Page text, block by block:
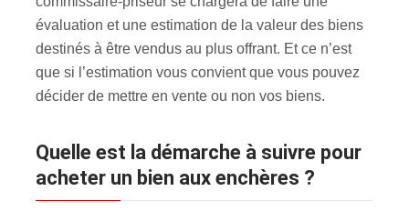
évaluation et une estimation de la valeur des biens
destinés à être vendus au plus offrant. Et ce n’est
que si l’estimation vous convient que vous pouvez
décider de mettre en vente ou non vos biens.
Quelle est la démarche à suivre pour
acheter un bien aux enchères ?